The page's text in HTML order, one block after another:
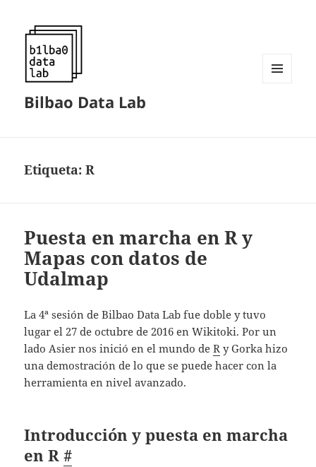
Bilbao Data Lab
Etiqueta:R
Puesta en marcha en R y
Mapas con datos de
Udalmap
La 4ª sesión de Bilbao Data Lab fue doble y tuvo
lugar el 27 de octubre de 2016 en Wikitoki. Por un
lado Asier nos inició en el mundo deR y Gorka hizo
una demostración de lo que se puede hacer con la
herramienta en nivel avanzado.
Introducción y puesta en marcha
en R#